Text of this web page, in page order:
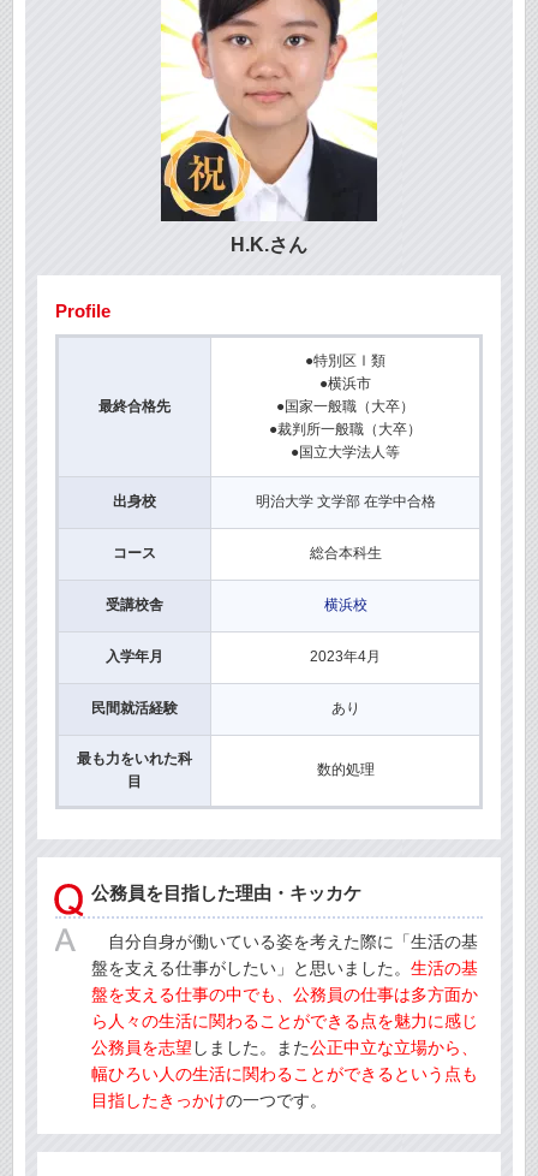
H.K.さん
Profile
最終合格先
●特別区Ⅰ類
●横浜市
●国家一般職（大卒）
●裁判所一般職（大卒）
●国立大学法人等
出身校 明治大学 文学部 在学中合格
コース 総合本科生
受講校舎 横浜校
入学年月 2023年4月
民間就活経験 あり
最も力をいれた科
目
数的処理
公務員を目指した理由・キッカケ
自分自身が働いている姿を考えた際に「生活の基
盤を支える仕事がしたい」と思いました。 生活の基
盤を支える仕事の中でも、公務員の仕事は多方面か
ら人々の生活に関わることができる点を魅力に感じ
公務員を志望 しました。また公正中立な立場から、
幅ひろい人の生活に関わることができるという点も
目指したきっかけの一つです。